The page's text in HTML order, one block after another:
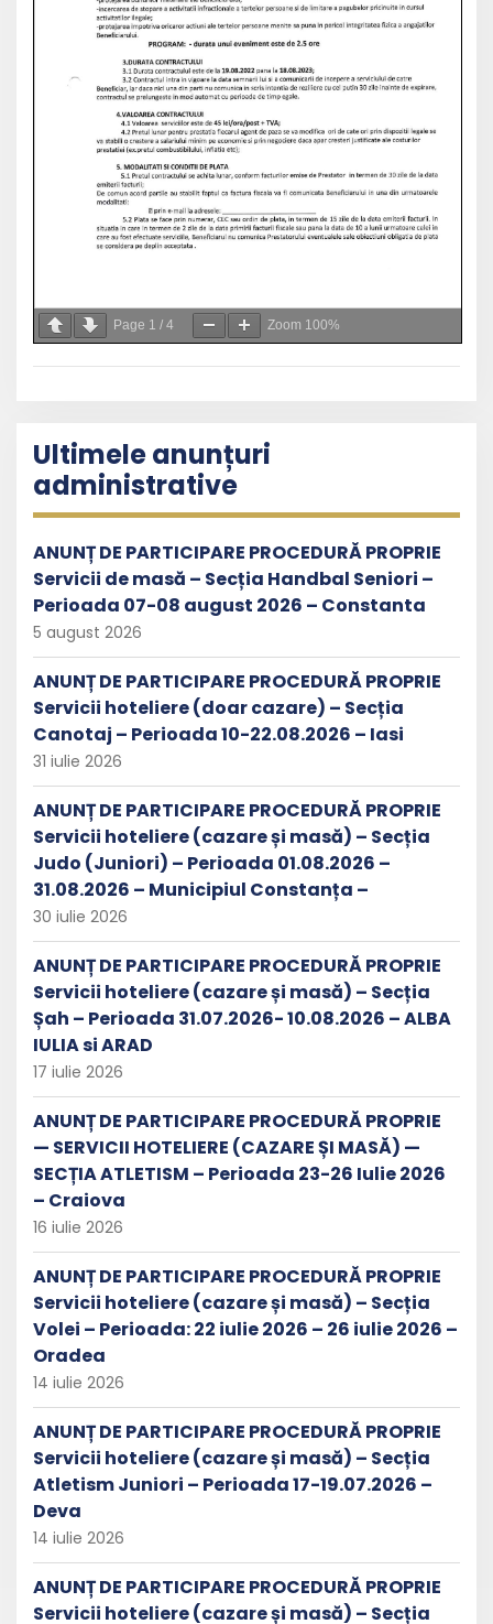
Page 1 / 4 Zoom 100%
Ultimele anunțuri
administrative
ANUNȚ DE PARTICIPARE PROCEDURĂ PROPRIE
Servicii de masă – Secția Handbal Seniori –
Perioada 07-08 august 2026 – Constanta
5 august 2026
ANUNȚ DE PARTICIPARE PROCEDURĂ PROPRIE
Servicii hoteliere (doar cazare) – Secția
Canotaj – Perioada 10-22.08.2026 – Iasi
31 iulie 2026
ANUNȚ DE PARTICIPARE PROCEDURĂ PROPRIE
Servicii hoteliere (cazare și masă) – Secția
Judo (Juniori) – Perioada 01.08.2026 –
31.08.2026 – Municipiul Constanța –
30 iulie 2026
ANUNȚ DE PARTICIPARE PROCEDURĂ PROPRIE
Servicii hoteliere (cazare și masă) – Secția
Șah – Perioada 31.07.2026- 10.08.2026 – ALBA
IULIA si ARAD
17 iulie 2026
ANUNȚ DE PARTICIPARE PROCEDURĂ PROPRIE
— SERVICII HOTELIERE (CAZARE ȘI MASĂ) —
SECȚIA ATLETISM – Perioada 23-26 Iulie 2026
– Craiova
16 iulie 2026
ANUNȚ DE PARTICIPARE PROCEDURĂ PROPRIE
Servicii hoteliere (cazare și masă) – Secția
Volei – Perioada: 22 iulie 2026 – 26 iulie 2026 –
Oradea
14 iulie 2026
ANUNȚ DE PARTICIPARE PROCEDURĂ PROPRIE
Servicii hoteliere (cazare și masă) – Secția
Atletism Juniori – Perioada 17-19.07.2026 –
Deva
14 iulie 2026
ANUNȚ DE PARTICIPARE PROCEDURĂ PROPRIE
Servicii hoteliere (cazare și masă) – Secția